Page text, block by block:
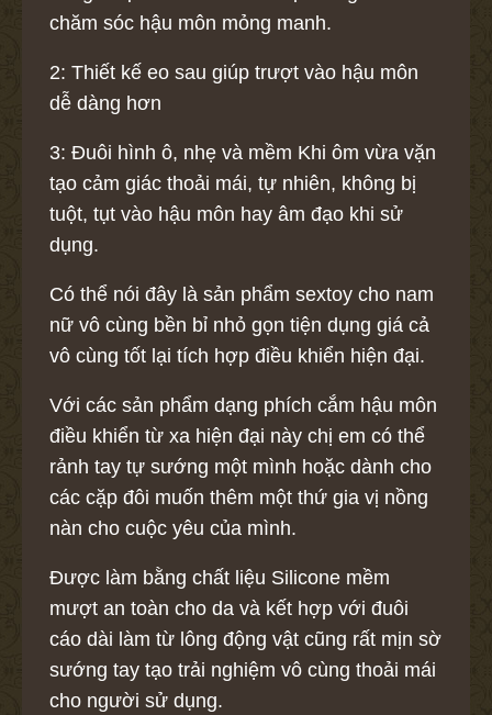
chăm sóc hậu môn mỏng manh.
2: Thiết kế eo sau giúp trượt vào hậu môn
dễ dàng hơn
3: Đuôi hình ô, nhẹ và mềm Khi ôm vừa vặn
tạo cảm giác thoải mái, tự nhiên, không bị
tuột, tụt vào hậu môn hay âm đạo khi sử
dụng.
Có thể nói đây là sản phẩm sextoy cho nam
nữ vô cùng bền bỉ nhỏ gọn tiện dụng giá cả
vô cùng tốt lại tích hợp điều khiển hiện đại.
Với các sản phẩm dạng phích cắm hậu môn
điều khiển từ xa hiện đại này chị em có thể
rảnh tay tự sướng một mình hoặc dành cho
các cặp đôi muốn thêm một thứ gia vị nồng
nàn cho cuộc yêu của mình.
Được làm bằng chất liệu Silicone mềm
mượt an toàn cho da và kết hợp với đuôi
cáo dài làm từ lông động vật cũng rất mịn sờ
sướng tay tạo trải nghiệm vô cùng thoải mái
cho người sử dụng.